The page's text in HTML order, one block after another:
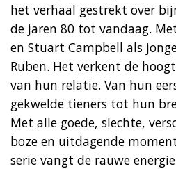
het verhaal gestrekt over
de jaren 80 tot vandaag.
en Stuart Campbell als
Ruben. Het verkent de
van hun relatie. Van hun
gekwelde tieners tot hun
Met alle goede, slechte,
boze en uitdagende
serie vangt de rauwe